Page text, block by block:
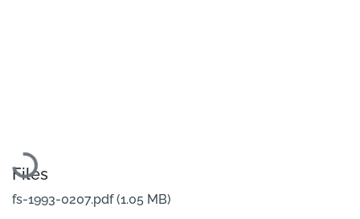
Loading...
Files
fs-1993-0207.pdf(1.05 MB)